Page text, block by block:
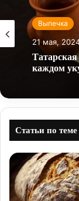
Выпечка
21 мая,
каждом
Статьи по теме